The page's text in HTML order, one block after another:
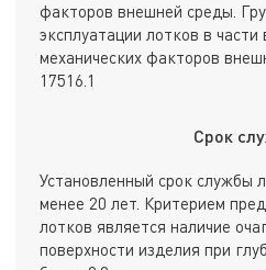
факторов внешней среды.
эксплуатации лотков в части
механических факторов
17516.1
Срок
Установленный срок службы
менее 20 лет. Критерием
лотков является наличие
поверхности изделия при